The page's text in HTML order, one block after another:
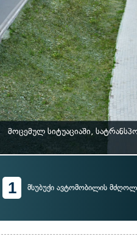
მოცემულ სიტუაციაში,
1 მსუბუქი ავტომობილის